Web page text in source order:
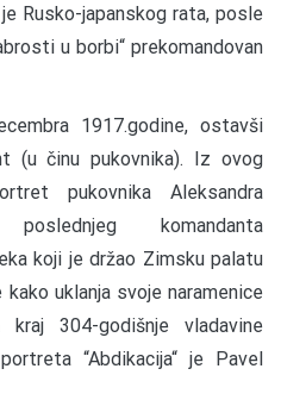
Rusko-japanskog rata, posle
u borbi“ prekomandovan
1917.godine, ostavši
(u činu pukovnika). Iz ovog
pukovnika Aleksandra
komandanta
koji je držao Zimsku palatu
uklanja svoje naramenice
304-godišnje vladavine
“Abdikacija“ je Pavel